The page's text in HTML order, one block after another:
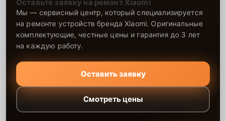
Оставьте заявку на ремонт Xiaomi
Мы — сервисный центр, который специализируется
на ремонте устройств бренда Xiaomi. Оригинальные
комплектующие, честные цены и гарантия до 3 лет
на каждую работу.
Оставить заявку
Смотреть цены